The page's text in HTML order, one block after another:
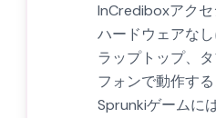
InCrediboxアク
ハードウェアなし
ラップトップ、
フォンで動作する
Sprunkiゲームに